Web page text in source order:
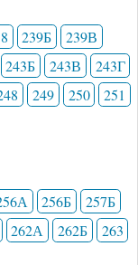
239Б
239В
243Б 243В
243Г
249 250
251
256Б
257Б
262А 262Б 263